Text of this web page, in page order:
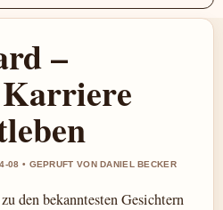
–
08 • GEPRUFT VON DANIEL BECKER
den bekanntesten Gesichtern